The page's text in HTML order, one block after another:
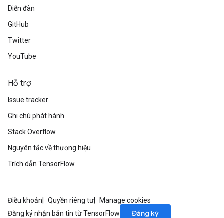
Diễn đàn
GitHub
Twitter
YouTube
Hỗ trợ
Issue tracker
Ghi chú phát hành
Stack Overflow
Nguyên tắc về thương hiệu
Trích dẫn TensorFlow
Điều khoản Quyền riêng tư
Manage cookies
Đăng ký nhận bản tin từ TensorFlow
Đăng ký